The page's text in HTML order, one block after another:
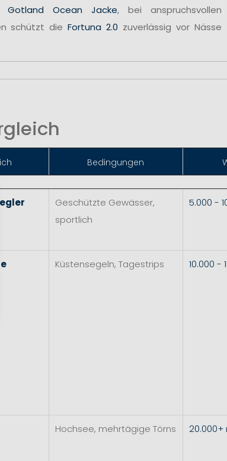
Gotland Ocean Jacke, bei anspruchsvollen
schützt dieFortuna 2.0 zuverlässig vor Nässe
Bedingungen
Geschützte Gewässer,
sportlich
5.000 -
Küstensegeln, Tagestrips 10.000 -
Hochsee, mehrtägige Törns 20.000+